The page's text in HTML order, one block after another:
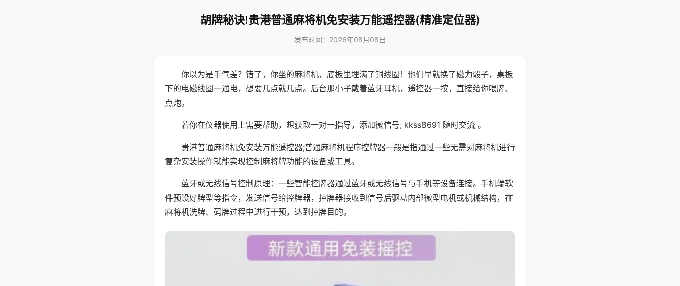
胡牌秘诀!贵港普通麻将机免安装万能遥控器(精准定位器)
发布时间：2026年08月08日
你以为是手气差？错了，你坐的麻将机，底板里埋满了铜线圈！他们早就换了磁力骰子，桌板
下的电磁线圈一通电，想要几点就几点。后台那小子戴着蓝牙耳机，遥控器一按，直接给你喂牌、
点炮。
若你在仪器使用上需要帮助，想获取一对一指导，添加微信号; kkss8691 随时交流 。
贵港普通麻将机免安装万能遥控器;普通麻将机程序控牌器一般是指通过一些无需对麻将机进行
复杂安装操作就能实现控制麻将牌功能的设备或工具。
蓝牙或无线信号控制原理：一些智能控牌器通过蓝牙或无线信号与手机等设备连接。手机端软
件预设好牌型等指令，发送信号给控牌器，控牌器接收到信号后驱动内部微型电机或机械结构，在
麻将机洗牌、码牌过程中进行干预，达到控牌目的。